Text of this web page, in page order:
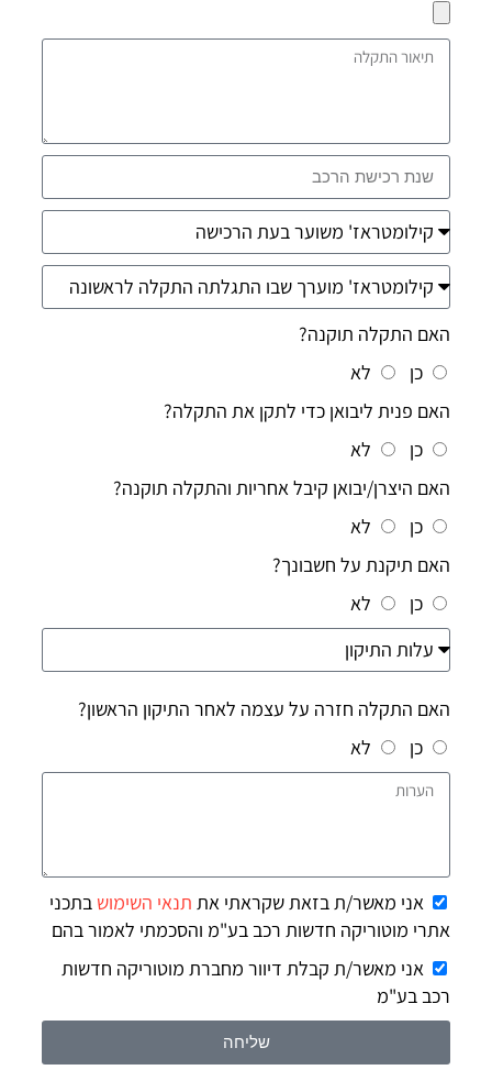
האם התקלה תוקנה?
כן
לא
האם פנית ליבואן כדי לתקן את התקלה?
כן
לא
האם היצרן/יבואן קיבל אחריות והתקלה תוקנה?
כן
לא
האם תיקנת על חשבונך?
כן
לא
האם התקלה חזרה על עצמה לאחר התיקון הראשון?
כן
לא
אני מאשר/ת בזאת שקראתי את תנאי השימוש בתכני
אתרי מוטוריקה חדשות רכב בע"מ והסכמתי לאמור בהם
אני מאשר/ת קבלת דיוור מחברת מוטוריקה חדשות
רכב בע"מ
שליחה